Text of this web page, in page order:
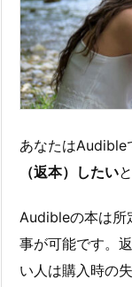
あなたはAudible
（返本）したい
Audibleの本は所
事が可能です。
い人は購入時の